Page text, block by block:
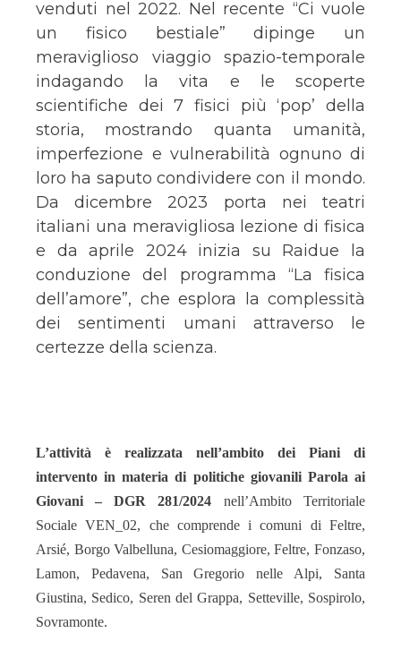
venduti nel 2022. Nel recente “Ci vuole
un fisico bestiale” dipinge un
meraviglioso viaggio spazio-temporale
indagando la vita e le scoperte
scientifiche dei 7 fisici più ‘pop’ della
storia, mostrando quanta umanità,
imperfezione e vulnerabilità ognuno di
loro ha saputo condividere con il mondo.
Da dicembre 2023 porta nei teatri
italiani una meravigliosa lezione di fisica
e da aprile 2024 inizia su Raidue la
conduzione del programma “La fisica
dell’amore”, che esplora la complessità
dei sentimenti umani attraverso le
certezze della scienza.
L’attività è realizzata nell’ambito dei Piani di
intervento in materia di politiche giovanili Parola ai
Giovani – DGR 281/2024
nell’Ambito Territoriale
Sociale VEN_02, che comprende i comuni di Feltre,
Arsié, Borgo Valbelluna, Cesiomaggiore, Feltre, Fonzaso,
Lamon, Pedavena, San Gregorio nelle Alpi, Santa
Giustina, Sedico, Seren del Grappa, Setteville, Sospirolo,
Sovramonte.